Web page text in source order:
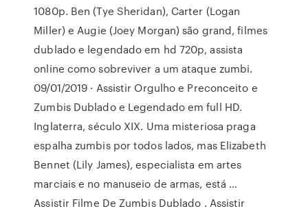
1080p. Ben (Tye Sheridan), Carter (Logan
Miller) e Augie (Joey Morgan) são grand, filmes
dublado e legendado em hd 720p, assista
online como sobreviver a um ataque zumbi.
09/01/2019 · Assistir Orgulho e Preconceito e
Zumbis Dublado e Legendado em full HD.
Inglaterra, século XIX. Uma misteriosa praga
espalha zumbis por todos lados, mas Elizabeth
Bennet (Lily James), especialista em artes
marciais e no manuseio de armas, está …
Assistir Filme De Zumbis Dublado . Assistir